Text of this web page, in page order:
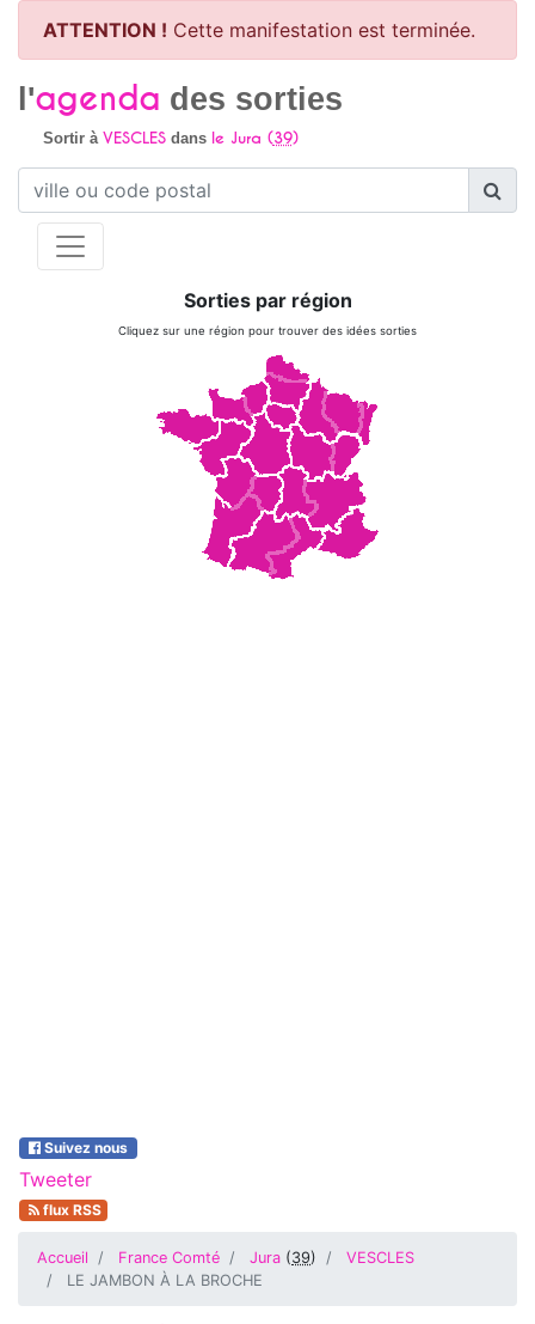
ATTENTION ! Cette manifestation est terminée.
l'agenda des sorties
Sortir à VESCLESdans le Jura (39)
Sorties par région
Cliquez sur une région pour trouver des idées sorties
Suivez nous
Tweeter
flux RSS
Accueil France Comté Jura (39)
VESCLES
LE JAMBON À LA BROCHE